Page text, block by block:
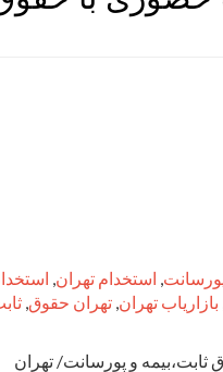
, استخدام تهران,
بازاریاب تهران, تهران حقوق,
ثابت،بیمه و پورسانت/ تهران